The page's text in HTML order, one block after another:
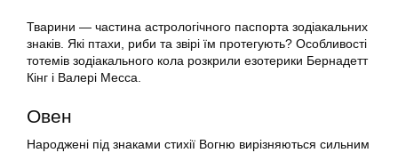
Тварини — частина астрологічного паспорта зодіакальних
знаків. Які птахи, риби та звірі їм протегують? Особливості
тотемів зодіакального кола розкрили езотерики Бернадетт
Кінг і Валері Месса.
Овен
Народжені під знаками стихії Вогню вирізняються сильним